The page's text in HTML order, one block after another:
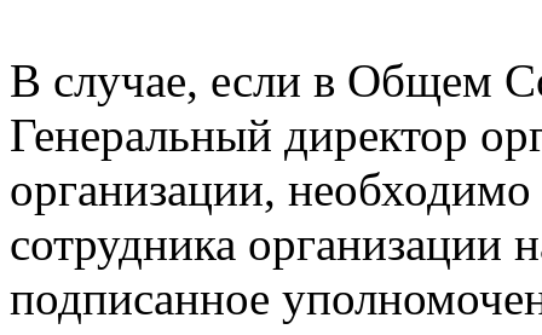
В случае, если в Общем
Генеральный директор
организации,
сотрудника организации
подписанное